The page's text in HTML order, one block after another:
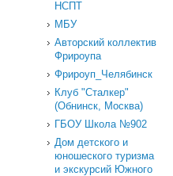
НСПТ
МБУ
Авторский коллектив
Фрироупа
Фрироуп_Челябинск
Клуб "Сталкер"
(Обнинск, Москва)
ГБОУ Школа №902
Дом детского и
юношеского туризма
и экскурсий Южного